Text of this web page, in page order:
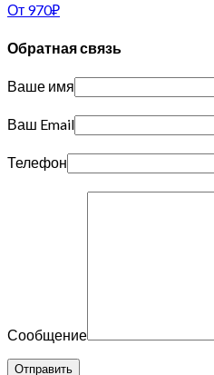
От 970₽
Обратная связь
Ваше имя
Ваш Email
Телефон
Сообщение